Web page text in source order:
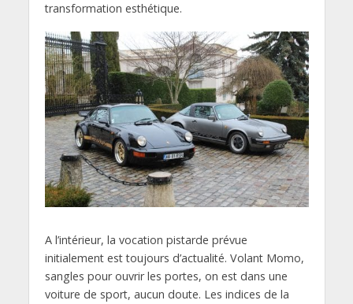
transformation esthétique.
A l’intérieur, la vocation pistarde prévue
initialement est toujours d’actualité. Volant Momo,
sangles pour ouvrir les portes, on est dans une
voiture de sport, aucun doute. Les indices de la